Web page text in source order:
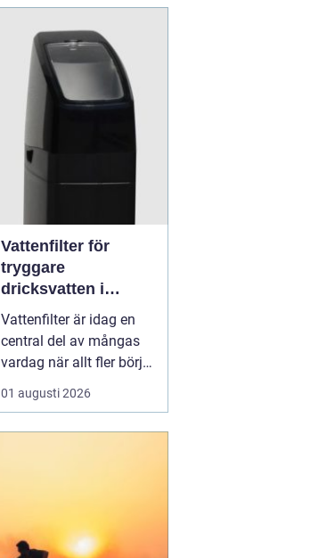
balkongträdgård i stan.
En av de mest effektiva
och este...
Vattenfilter för
tryggare
dricksvatten i
vardagen
Vattenfilter är idag en
central del av mångas
vardag när allt fler börjar
fundera på kvaliteten på
vattnet som kommer ur
hårt vat...
01 augusti 2026